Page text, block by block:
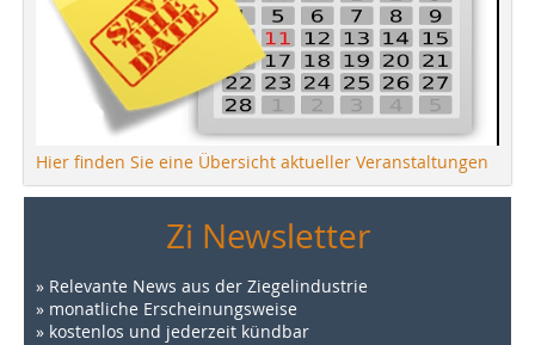
Hier finden Sie eine Übersicht aktueller Veranstaltungen
Zi Newsletter
» Relevante News aus der Ziegelindustrie
» monatliche Erscheinungsweise
» kostenlos und jederzeit kündbar